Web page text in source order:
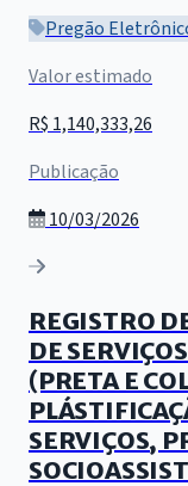
Pregão
Valor estimado
R$ 1,140,333,26
Publicação
10/03/2026
REGISTRO
DE
(PRETA E
SERVIÇOS,